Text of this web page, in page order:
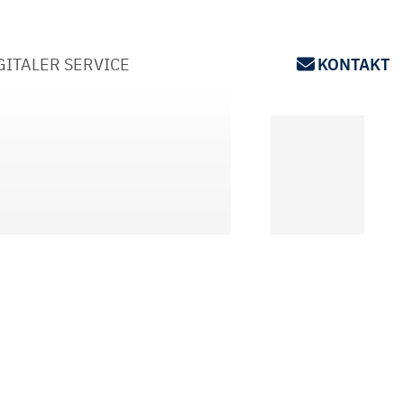
SERVICE KONTAKT